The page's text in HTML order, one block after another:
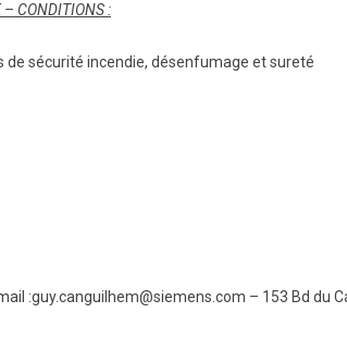
– CONDITIONS :
sécurité incendie, désenfumage et sureté
:guy.canguilhem@siemens.com – 153 Bd du